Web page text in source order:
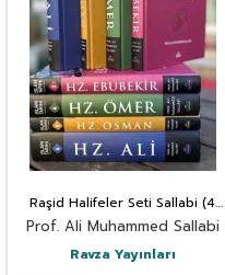
Raşid Halifeler Seti Sallabi (4
Kitap Takım - Karton Kapak)
Prof. Ali Muhammed Sallabi
Ravza Yayınları